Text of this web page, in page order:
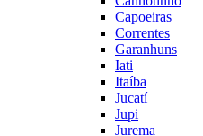
Capoeiras
Correntes
Garanhuns
Iati
Itaíba
Jucatí
Jupi
Jurema